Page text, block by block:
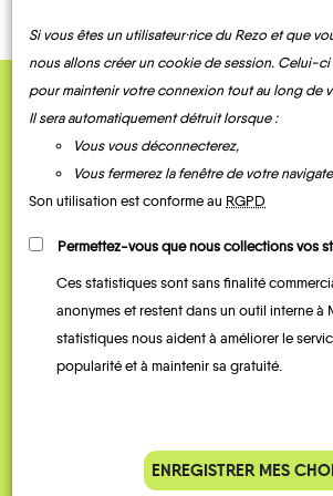
parking de la gare est
complet alors j’ai testé
Si vous êtes un utilisateur·rice du Rezo et que
nous allons créer un cookie de session. Celui-ci
pour maintenir votre connexion tout au long de
Il sera automatiquement détruit lorsque :
Vous vous déconnecterez,
Vous fermerez la fenêtre de votre
Son utilisation est conforme au RGPD
Permettez-vous que nous collections vos
Ces statistiques sont sans finalité
anonymes et restent dans un outil interne à
statistiques nous aident à améliorer le
popularité et à maintenir sa gratuité.
ENREGISTRER MES